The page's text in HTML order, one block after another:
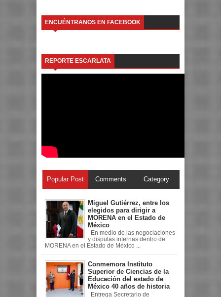
ENCUÉNTRANOS EN FACEBOOK
REPORTE ESCARLATA
Popular Post Comments Category
Miguel Gutiérrez, entre los
elegidos para dirigir a
MORENA en el Estado de
México
En medio de las negociaciones
y disputas internas dentro de
MORENA en el Estado de México ...
Conmemora Instituto
Superior de Ciencias de la
Educación del estado de
México 40 años de historia
Entrega Secretario de